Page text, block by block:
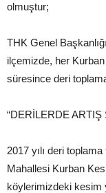
olmuştur;
THK Genel
ilçemizde, her
süresince deri
“DERİLERDE ARTIŞ
2017 yılı deri
Mahallesi Kurban
köylerimizdeki kesim